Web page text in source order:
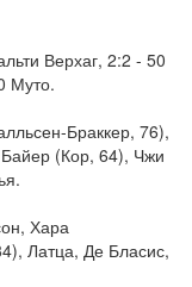
Верхаг, 2:2 - 50
Муто.
Браккер, 76),
(Кор, 64), Чжи
Хара
Латца, Де Бласис,